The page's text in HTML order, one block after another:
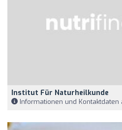
Institut Für Naturheilkunde
Informationen und Kontaktdaten